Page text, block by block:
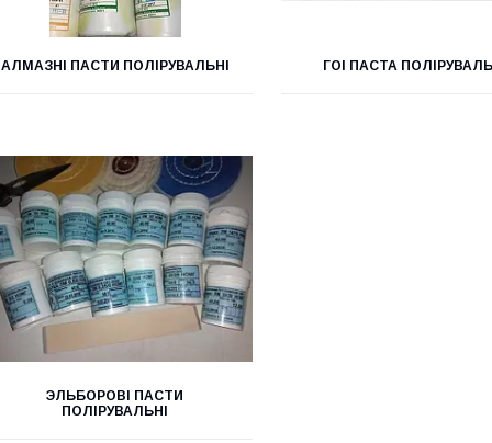
АЛМАЗНІ ПАСТИ ПОЛІРУВАЛЬНІ ГОІ ПАСТА
ЭЛЬБОРОВІ ПАСТИ
ПОЛІРУВАЛЬНІ